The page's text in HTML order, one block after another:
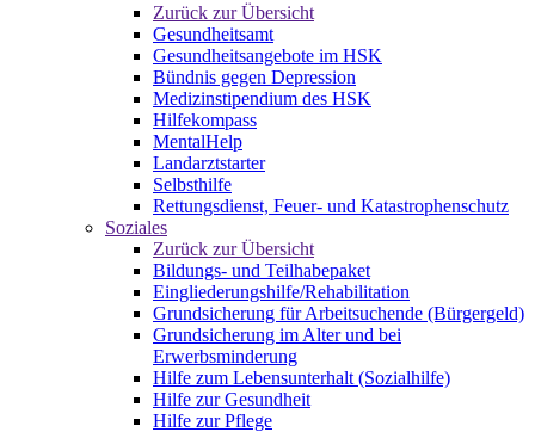
Zurück zur Übersicht
Gesundheitsamt
Gesundheitsangebote im HSK
Bündnis gegen Depression
Medizinstipendium des HSK
Hilfekompass
MentalHelp
Landarztstarter
Selbsthilfe
Rettungsdienst, Feuer- und Katastrophenschutz
Soziales
Zurück zur Übersicht
Bildungs- und Teilhabepaket
Eingliederungshilfe/Rehabilitation
Grundsicherung für Arbeitsuchende (Bürgergeld)
Grundsicherung im Alter und bei
Erwerbsminderung
Hilfe zum Lebensunterhalt (Sozialhilfe)
Hilfe zur Gesundheit
Hilfe zur Pflege